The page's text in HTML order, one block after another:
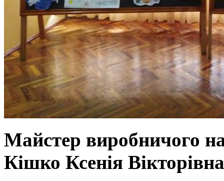
Майстер
Кішко Ксенія Вікторівна